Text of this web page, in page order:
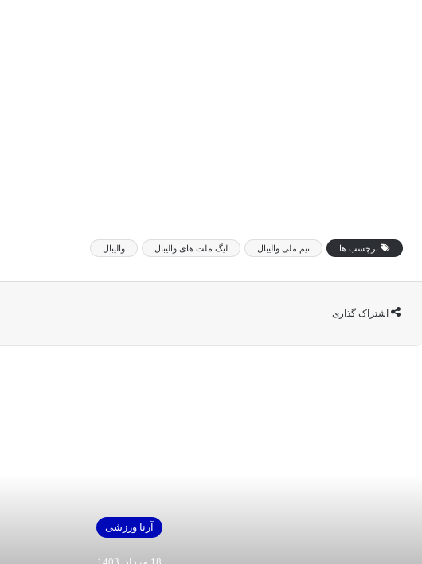
برچسب ها تیم ملی والیبال لیگ ملت های والیبال والیبال
اشتراک گذاری
آرنا ورزشی
18 مرداد, 1403